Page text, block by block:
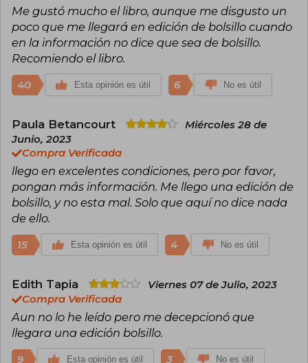
Me gustó mucho el libro, aunque me disgusto un
poco que me llegará en edición de bolsillo cuando
en la información no dice que sea de bolsillo.
Recomiendo el libro.
40 Esta opinión es útil 6 No es útil
Paula Betancourt
Miércoles 28 de
Junio, 2023
Compra Verificada
llego en excelentes condiciones, pero por favor,
pongan más información. Me llego una edición de
bolsillo, y no esta mal. Solo que aquí no dice nada
de ello.
15 Esta opinión es útil 4 No es útil
Edith Tapia
Viernes 07 de Julio, 2023
Compra Verificada
Aun no lo he leído pero me decepcionó que
llegara una edición bolsillo.
9 Esta opinión es útil 3 No es útil